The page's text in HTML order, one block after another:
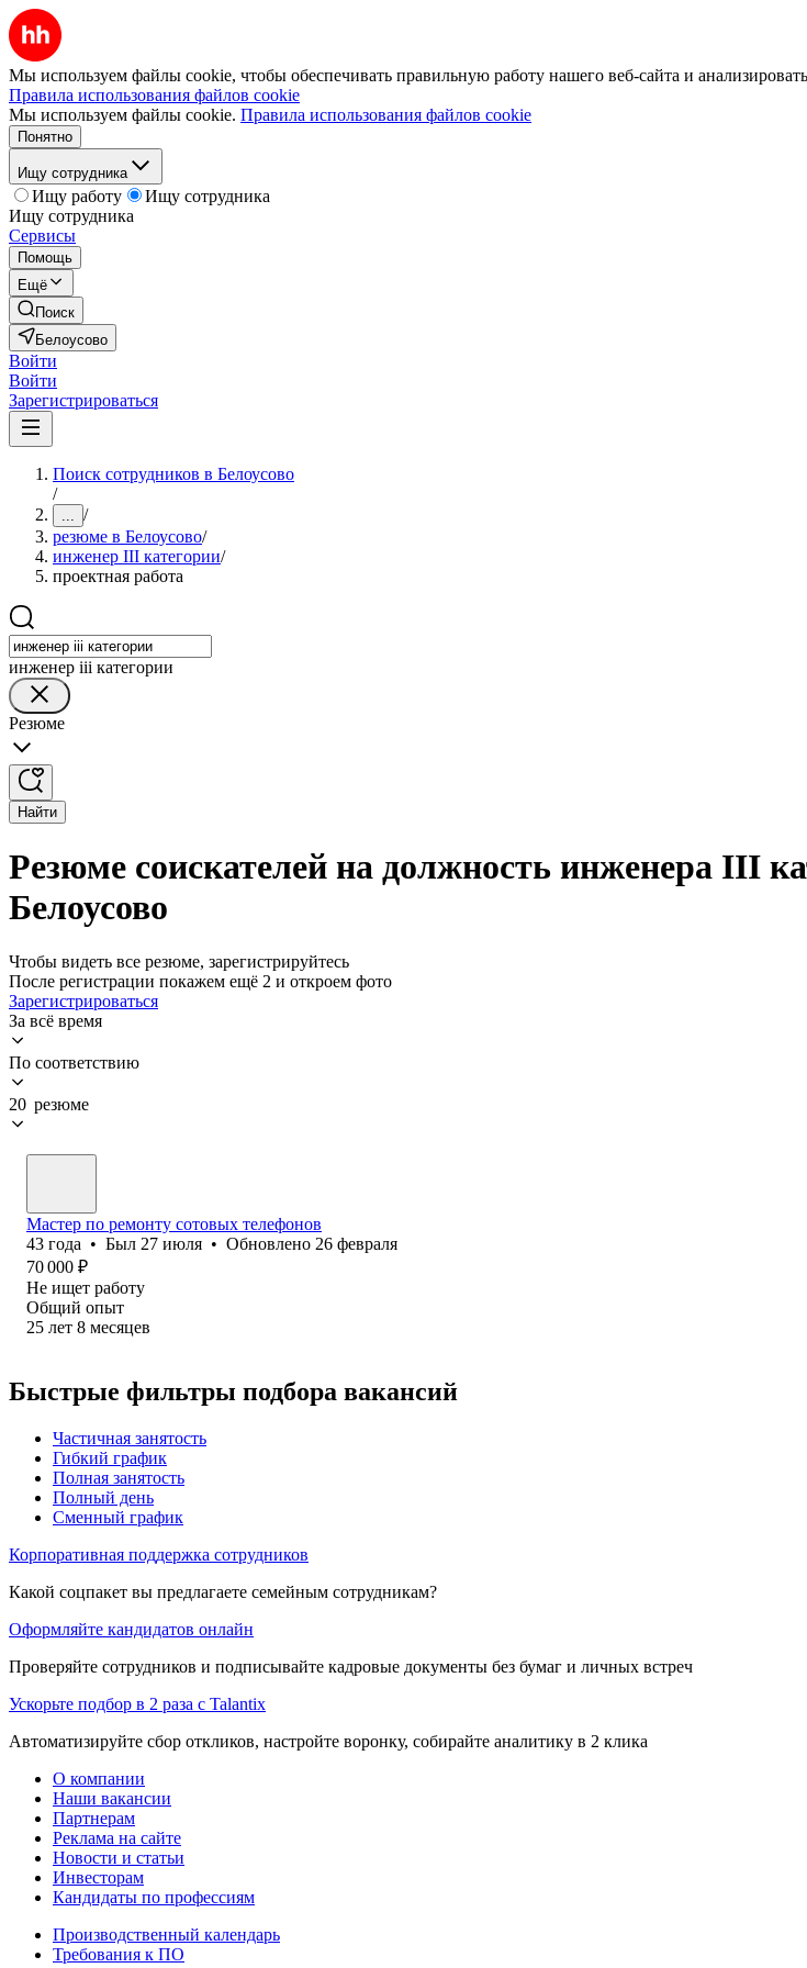
Мы используем файлы cookie, чтобы обеспечивать правильную работу нашего веб-сайта и
Правила использования файлов cookie
Мы используем файлы cookie. Правила использования файлов cookie
Понятно
Ищу сотрудника
Ищу работу
Ищу сотрудника
Ищу сотрудника
Сервисы
Помощь
Ещё
Поиск
Белоусово
Войти
Войти
Зарегистрироваться
Поиск сотрудников в Белоусово
/
... /
резюме в Белоусово/
инженер III категории/
проектная работа
инженер iii категории
Резюме
Найти
Резюме соискателей на должность инженера III
Белоусово
Чтобы видеть все резюме, зарегистрируйтесь
После регистрации покажем ещё 2 и откроем фото
Зарегистрироваться
За всё время
По соответствию
20 резюме
Мастер по ремонту сотовых телефонов
43 года • Был 27 июля • Обновлено 26 февраля
70 000 ₽
Не ищет работу
Общий опыт
25 лет 8 месяцев
Быстрые фильтры подбора вакансий
Частичная занятость
Гибкий график
Полная занятость
Полный день
Сменный график
Корпоративная поддержка сотрудников
Какой соцпакет вы предлагаете семейным сотрудникам?
Оформляйте кандидатов онлайн
Проверяйте сотрудников и подписывайте кадровые документы без бумаг и личных встреч
Ускорьте подбор в 2 раза с Talantix
Автоматизируйте сбор откликов, настройте воронку, собирайте аналитику в 2 клика
О компании
Наши вакансии
Партнерам
Реклама на сайте
Новости и статьи
Инвесторам
Кандидаты по профессиям
Производственный календарь
Требования к ПО